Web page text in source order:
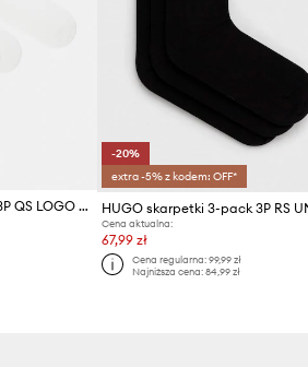
HUGO skarpety męskie 3P QS LOGO AOP CC 3-pack
-20%
extra -5% z kodem: OFF*
HUGO skarpetki 3-pack 3P RS
Cena aktualna:
67,99 zł
Cena regularna: 99,99 zł
Najniższa cena: 84,99 zł